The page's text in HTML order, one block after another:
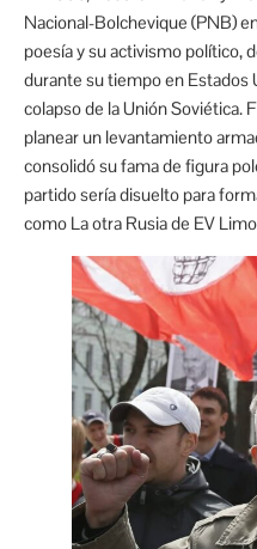
Nacional-Bolchevique (PNB)
poesía y su activismo político,
durante su tiempo en Estados
colapso de la Unión Soviética.
planear un levantamiento
consolidó su fama de figura
partido sería disuelto para
como La otra Rusia de EV